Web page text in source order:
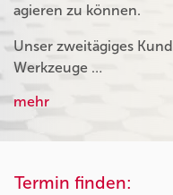
agieren zu können.
Unser zweitägiges
Werkzeuge …
mehr
Termin finden: